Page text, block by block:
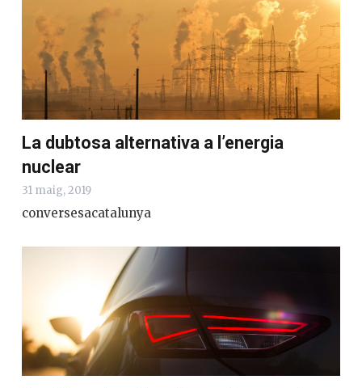
La dubtosa alternativa a l’energia
nuclear
31 maig, 2019
conversesacatalunya